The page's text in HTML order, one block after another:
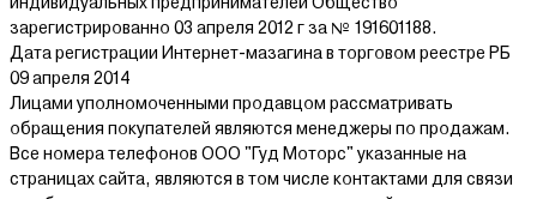
надежная защита
В каталоге Agrox можно выбрать болгарку для дома по
выгодной цене с гарантией и доставкой по Беларуси.
зарегистрированно 03 апреля 2012 г за № 191601188.
Дата регистрации Интернет-мазагина в торговом реестре РБ
09 апреля 2014
Лицами уполномоченными продавцом рассматривать
обращения покупателей являются менеджеры по продажам.
Все номера телефонов ООО "Гуд Моторс" указанные на
страницах сайта, являются в том числе контактами для связи